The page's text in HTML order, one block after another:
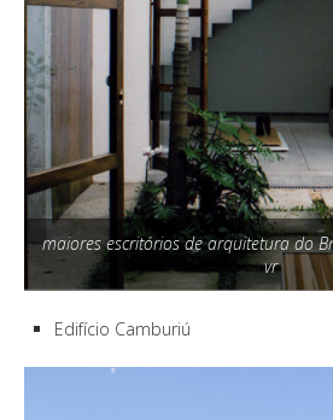
maiores escritórios de arquitetura do
vr
Edifício Camburiú